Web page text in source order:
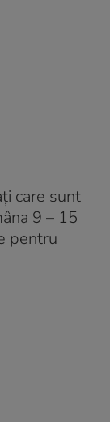
care sunt
9 – 15
pentru